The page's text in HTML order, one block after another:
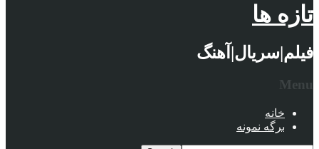
تازه ها
فیلم|سریال|آهنگ
Menu
خانه
برگه نمونه